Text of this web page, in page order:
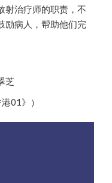
射治疗师的职责，不
励病人，帮助他们完
芝
01》）